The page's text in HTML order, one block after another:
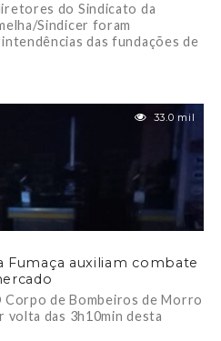
do Sindicato da
Sindicer foram
das fundações de
33.0 mil
auxiliam combate
Corpo de Bombeiros de Morro
volta das 3h10min desta